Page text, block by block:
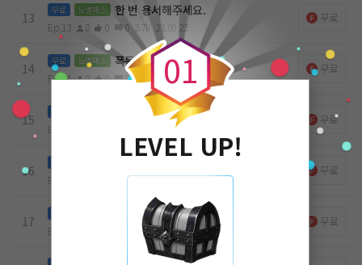
13
무료 노벨패스 한 번 용서해주세요.
Ep.13 0 0 0 3.7k 21.09.23
무료
14
무료 노벨패스 폭동 진압 작전1
Ep.14 0 0 0 3.5k 21.09.23
무료
15 범죄자의 신상이 밝혀지다!!
Ep.15 21.09.23
무료
16 태권도[KTA]VS복싱[MMA]
Ep.16 0 3k 21.09.23
무료
17 1대1 단판승부[태권도VS복싱]
Ep.17 3k 21.09.23
무료
0
0
1
LEVEL UP!